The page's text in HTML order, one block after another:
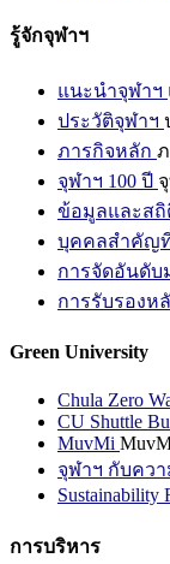
รู้จักจุฬาฯ
แนะนำจุฬาฯ
ประวัติจุฬาฯ
ภารกิจหลัก
จุฬาฯ 100 ปี
ข้อมูลและสถิ
บุคคลสำคัญ
การจัดอันดับ
การรับรองห
Green University
Chula Zero
CU Shuttle
MuvMi
จุฬาฯ กับคว
Sustainability
การบริหาร